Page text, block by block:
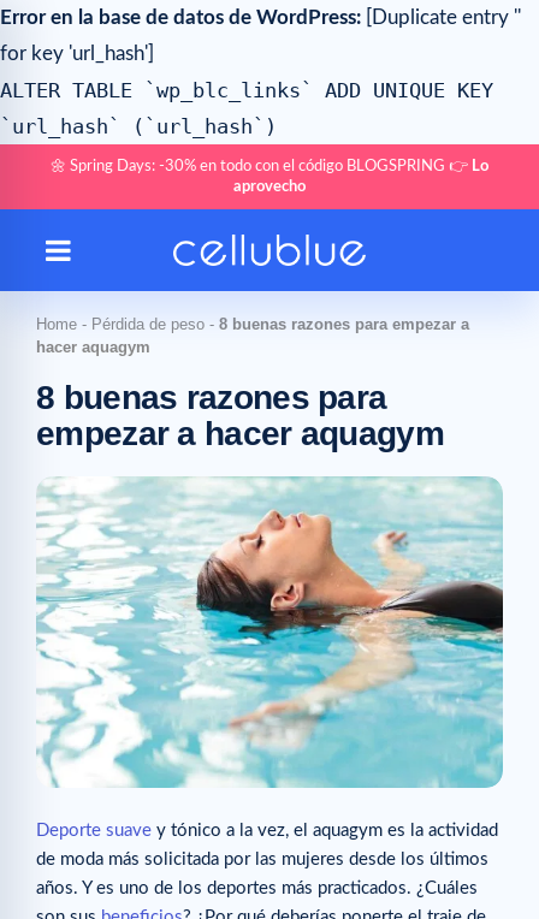
Error en la base de datos de WordPress: [Duplicate entry ''
for key 'url_hash']
ALTER TABLE `wp_blc_links` ADD UNIQUE KEY
`url_hash` (`url_hash`)
🌼 Spring Days: -30% en todo con el código BLOGSPRING 👉 Lo
aprovecho
Home - Pérdida de peso - 8 buenas razones para empezar a
hacer aquagym
8 buenas razones para
empezar a hacer aquagym
Deporte suave y tónico a la vez, el aquagym es la actividad
de moda más solicitada por las mujeres desde los últimos
años. Y es uno de los deportes más practicados. ¿Cuáles